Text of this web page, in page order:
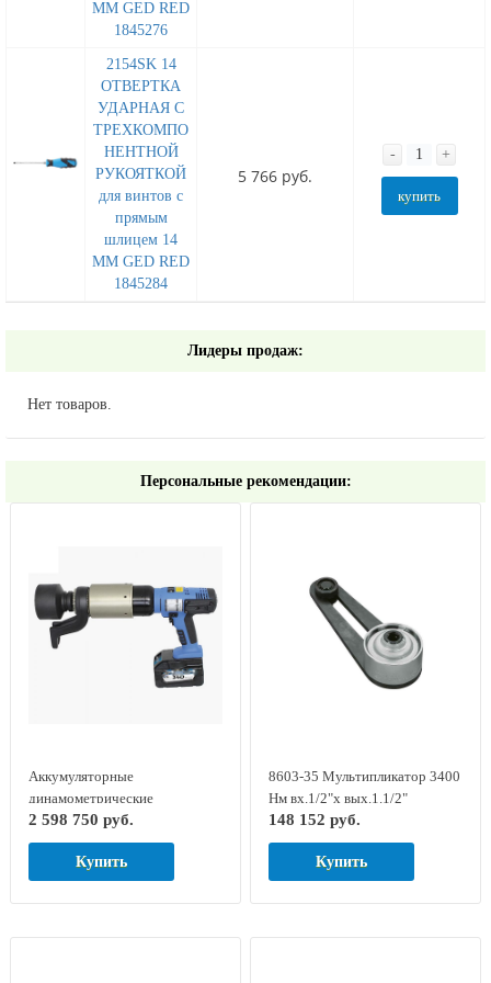
MM GED RED
1845276
2154SK 14
ОТВЕРТКА
УДАРНАЯ С
ТРЕХКОМПО
НЕНТНОЙ
РУКОЯТКОЙ
для винтов с
прямым
шлицем 14
MM GED RED
1845284
5 766 руб.
- +
купить
Лидеры продаж:
Нет товаров.
Персональные рекомендации:
Аккумуляторные
динамометрические
гайковерты серии LOSOMAT
LDA-60
2 598 750 руб.
Купить
8603-35 Мультипликатор 3400
Нм вх.1/2"х вых.1.1/2"
DREMOPLUS GED RED
7704500
148 152 руб.
Купить